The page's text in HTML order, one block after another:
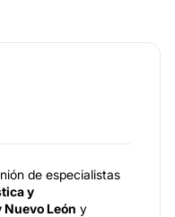
de especialistas
y
León y